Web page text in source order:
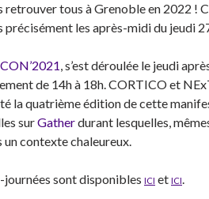
retrouver tous à Grenoble en 2022 !
les après-midi du jeudi
, s’est déroulée le jeudi
de 14h à 18h. CORTICO et
la quatrième édition de cette
surGatherdurant lesquelles,
un contexte chaleureux.
journées sont disponibles ici etici.